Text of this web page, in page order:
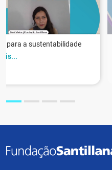
para a sustentabilidade